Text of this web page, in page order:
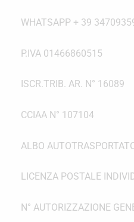
WHATSAPP + 39
P.IVA 01466860515
ISCR.TRIB. AR. N° 16089
CCIAA N° 107104
ALBO
LICENZA POSTALE
N° AUTORIZZAZIONE